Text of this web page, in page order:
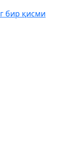
бир қисми